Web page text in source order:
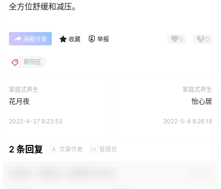
全方位舒缓和减压。
海报分享 收藏 举报 0 0
朝阳区
家庭式养生
花月夜
2022-4-27 8:23:53
家庭式养生
怡心居
2022-5-4 8:26:18
2 条回复 A 文章作者 M 管理员